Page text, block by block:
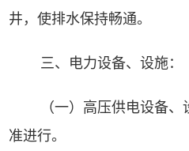
井，使排水保持畅通。
三、电力设备、设施：
（一）高压供电设备、
准进行。